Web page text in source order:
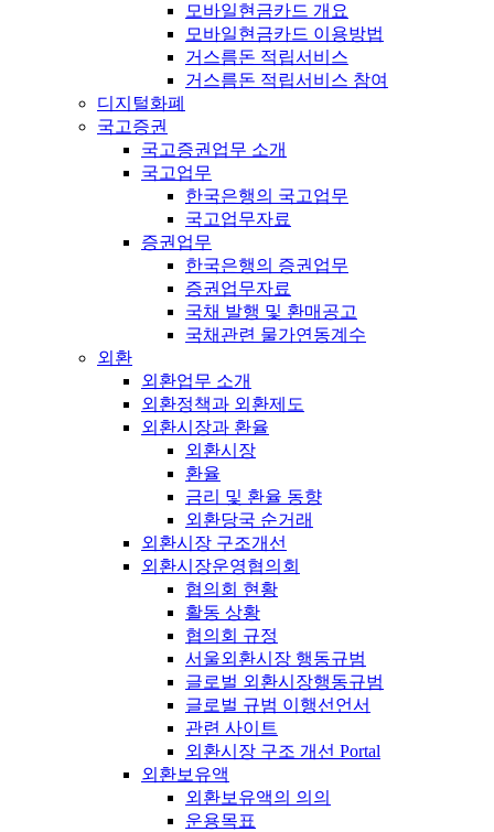
모바일현금카드 개요
모바일현금카드 이용방법
거스름돈 적립서비스
거스름돈 적립서비스 참여
디지털화폐
국고증권
국고증권업무 소개
국고업무
한국은행의 국고업무
국고업무자료
증권업무
한국은행의 증권업무
증권업무자료
국채 발행 및 환매공고
국채관련 물가연동계수
외환
외환업무 소개
외환정책과 외환제도
외환시장과 환율
외환시장
환율
금리 및 환율 동향
외환당국 순거래
외환시장 구조개선
외환시장운영협의회
협의회 현황
활동 상황
협의회 규정
서울외환시장 행동규범
글로벌 외환시장행동규범
글로벌 규범 이행선언서
관련 사이트
외환시장 구조 개선 Portal
외환보유액
외환보유액의 의의
운용목표